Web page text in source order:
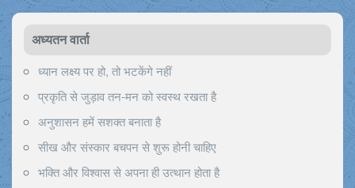
अध्यतन वार्ता
ध्यान लक्ष्य पर हो, तो भटकेंगे नहीं
प्रकृति से जुड़ाव तन-मन को स्वस्थ रखता है
अनुशासन हमें सशक्त बनाता है
सीख और संस्कार बचपन से शुरू होनी चाहिए
भक्ति और विश्वास से अपना ही उत्थान होता है